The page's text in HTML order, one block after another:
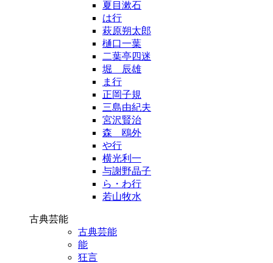
夏目漱石
は行
萩原朔太郎
樋口一葉
二葉亭四迷
堀 辰雄
ま行
正岡子規
三島由紀夫
宮沢賢治
森 鴎外
や行
横光利一
与謝野晶子
ら・わ行
若山牧水
古典芸能
古典芸能
能
狂言